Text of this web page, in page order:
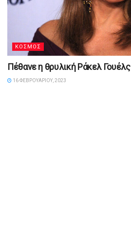
ΚΟΣΜΟΣ
Πέθανε η θρυλική Ράκελ Γουέλς
16 ΦΕΒΡΟΥΑΡΊΟΥ, 2023